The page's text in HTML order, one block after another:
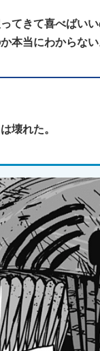
てきて喜べばい
本当にわからない
壊れた。